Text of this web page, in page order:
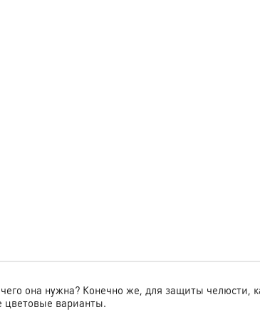
она нужна? Конечно же, для защиты челюсти,
цветовые варианты.